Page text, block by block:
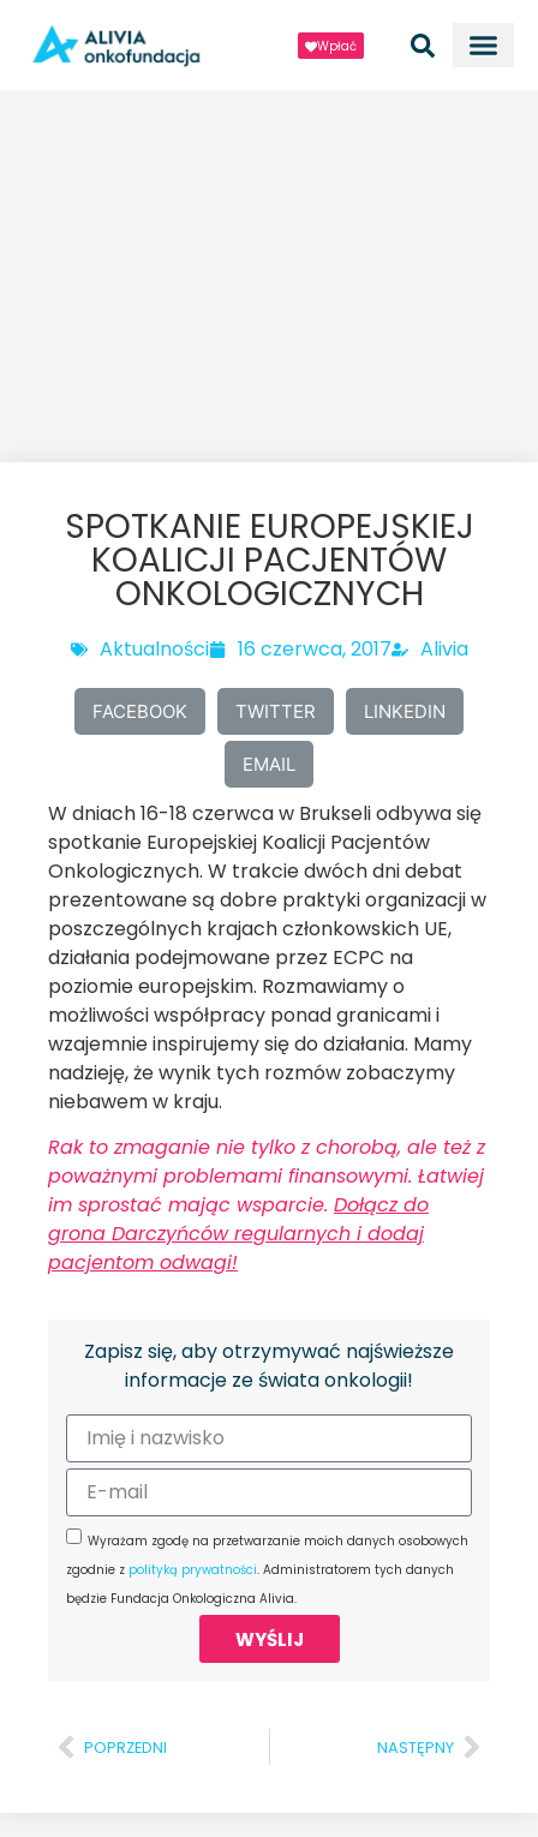
Wpłać
SPOTKANIE EUROPEJSKIEJ
KOALICJI PACJENTÓW
ONKOLOGICZNYCH
Aktualności 16 czerwca, 2017 Alivia
FACEBOOK TWITTER LINKEDIN
EMAIL
W dniach 16-18 czerwca w Brukseli odbywa się
spotkanie Europejskiej Koalicji Pacjentów
Onkologicznych. W trakcie dwóch dni debat
prezentowane są dobre praktyki organizacji w
poszczególnych krajach członkowskich UE,
działania podejmowane przez ECPC na
poziomie europejskim. Rozmawiamy o
możliwości współpracy ponad granicami i
wzajemnie inspirujemy się do działania. Mamy
nadzieję, że wynik tych rozmów zobaczymy
niebawem w kraju.
Rak to zmaganie nie tylko z chorobą, ale też z
poważnymi problemami finansowymi. Łatwiej
im sprostać mając wsparcie. Dołącz do
grona Darczyńców regularnych i dodaj
pacjentom odwagi!
Zapisz się, aby otrzymywać najświeższe
informacje ze świata onkologii!
Wyrażam zgodę na przetwarzanie moich danych osobowych
zgodnie z polityką prywatności. Administratorem tych danych
będzie Fundacja Onkologiczna Alivia.
WYŚLIJ
POPRZEDNI NASTĘPNY